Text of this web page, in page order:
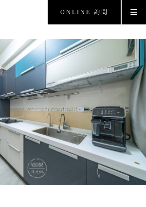
ONLINE 詢問